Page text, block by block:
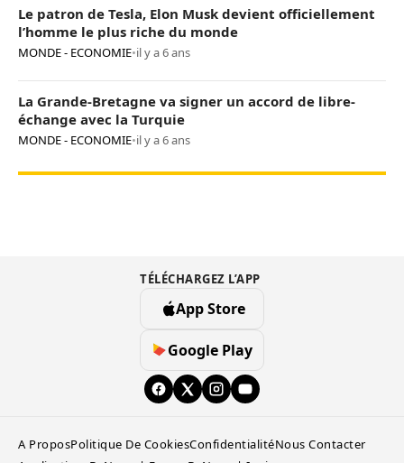
Le patron de Tesla, Elon Musk devient officiellement
l’homme le plus riche du monde
MONDE - ECONOMIE•il y a 6 ans
La Grande-Bretagne va signer un accord de libre-
échange avec la Turquie
MONDE - ECONOMIE•il y a 6 ans
TÉLÉCHARGEZ L’APP
App Store
Google Play
A ProposPolitique De CookiesConfidentialitéNous Contacter